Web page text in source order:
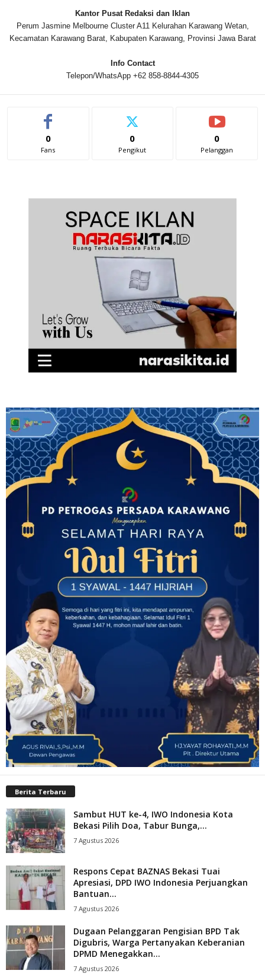
Kantor Pusat Redaksi dan Iklan
Perum Jasmine Melbourne Cluster A11 Kelurahan Karawang Wetan,
Kecamatan Karawang Barat, Kabupaten Karawang, Provinsi Jawa Barat
Info Contact
Telepon/WhatsApp +62 858-8844-4305
0
Fans
0
Pengikut
0
Pelanggan
Berita Terbaru
Sambut HUT ke-4, IWO Indonesia Kota
Bekasi Pilih Doa, Tabur Bunga,...
7 Agustus 2026
Respons Cepat BAZNAS Bekasi Tuai
Apresiasi, DPD IWO Indonesia Perjuangkan
Bantuan...
7 Agustus 2026
Dugaan Pelanggaran Pengisian BPD Tak
Digubris, Warga Pertanyakan Keberanian
DPMD Menegakkan...
7 Agustus 2026